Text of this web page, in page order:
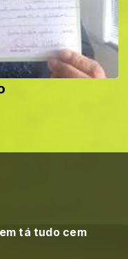
tá tudo cem